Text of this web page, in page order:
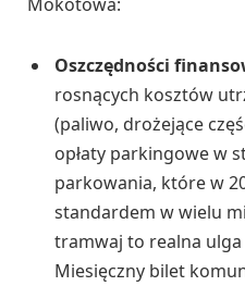
Oszczędności
rosnących kosztów
(paliwo, drożejące
opłaty parkingowe w
parkowania, które w
standardem w wielu
tramwaj to realna
Miesięczny bilet